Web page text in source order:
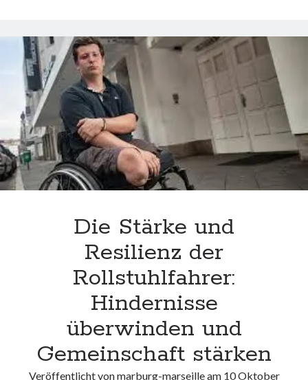
Gemeinsam
für
eine
barrierefreie
Gesellschaft
Die Stärke und
Resilienz der
Rollstuhlfahrer:
Hindernisse
überwinden und
Gemeinschaft stärken
Veröffentlicht vonmarburg-marseilleam 10 Oktober